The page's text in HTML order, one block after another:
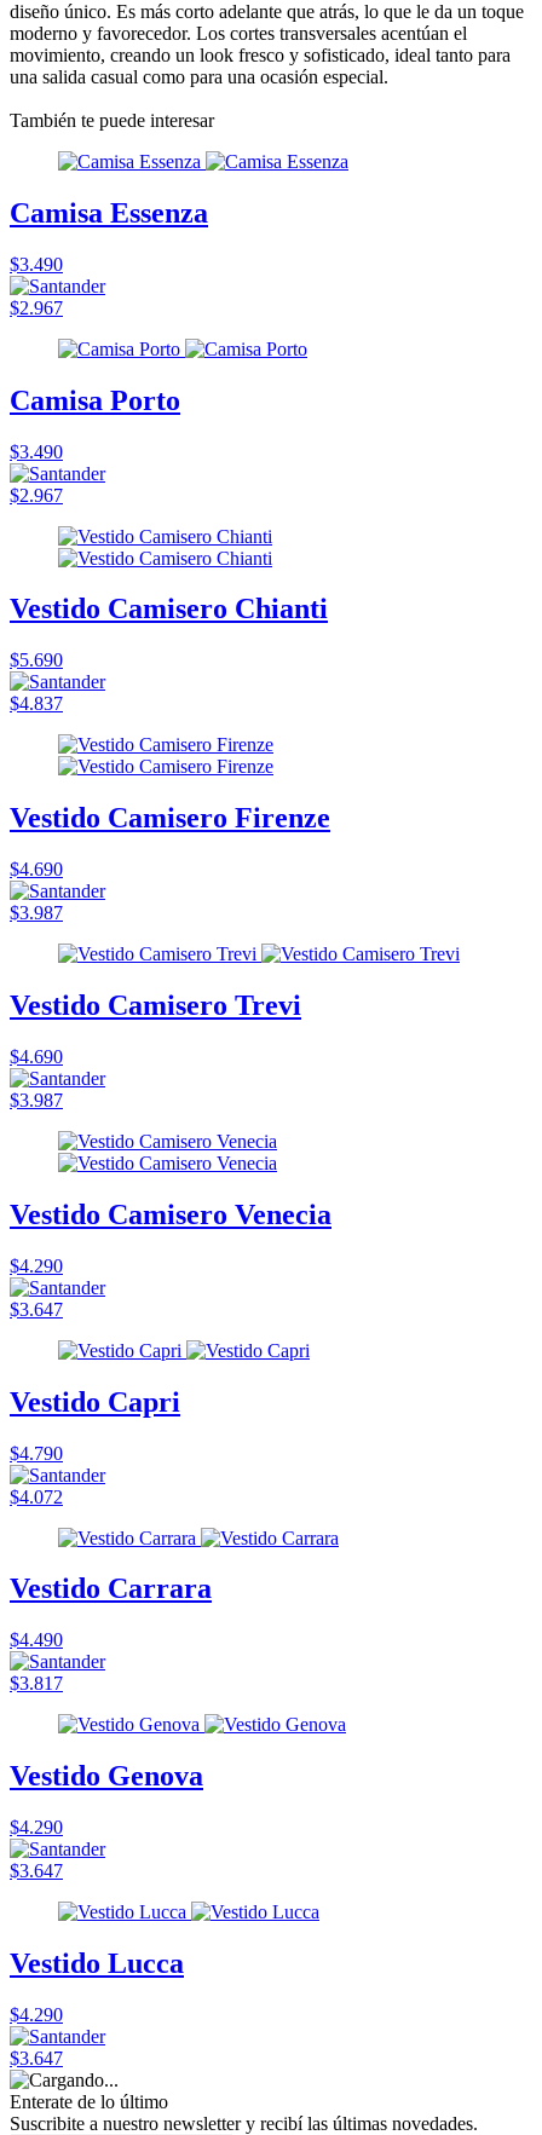
diseño único. Es más corto adelante que atrás, lo que le da un toque
moderno y favorecedor. Los cortes transversales acentúan el
movimiento, creando un look fresco y sofisticado, ideal tanto para
una salida casual como para una ocasión especial.
También te puede interesar
Camisa Essenza
$3.490
$2.967
Camisa Porto
$3.490
$2.967
Vestido Camisero Chianti
$5.690
$4.837
Vestido Camisero Firenze
$4.690
$3.987
Vestido Camisero Trevi
$4.690
$3.987
Vestido Camisero Venecia
$4.290
$3.647
Vestido Capri
$4.790
$4.072
Vestido Carrara
$4.490
$3.817
Vestido Genova
$4.290
$3.647
Vestido Lucca
$4.290
$3.647
Enterate de lo último
Suscribite a nuestro newsletter y recibí las últimas novedades.